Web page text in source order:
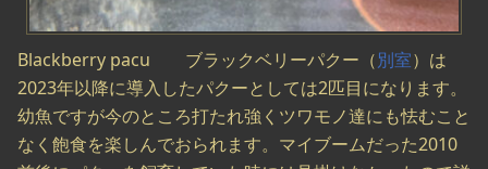
Blackberry pacu ブラックベリーパクー（別室）は
2023年以降に導入したパクーとしては2匹目になります。
幼魚ですが今のところ打たれ強くツワモノ達にも怯むこと
なく飽食を楽しんでおられます。マイブームだった2010